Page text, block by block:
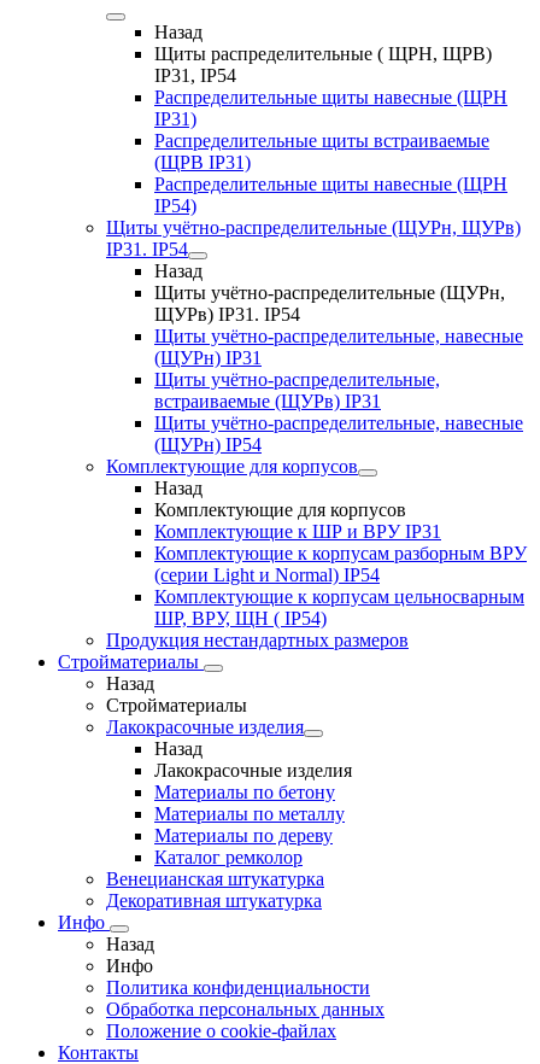
Назад
Щиты распределительные ( ЩРН, ЩРВ)
IP31, IP54
Распределительные щиты навесные (ЩРН
IP31)
Распределительные щиты встраиваемые
(ЩРВ IP31)
Распределительные щиты навесные (ЩРН
IP54)
Щиты учётно-распределительные (ЩУРн, ЩУРв)
IP31. IP54
Назад
Щиты учётно-распределительные (ЩУРн,
ЩУРв) IP31. IP54
Щиты учётно-распределительные, навесные
(ЩУРн) IP31
Щиты учётно-распределительные,
встраиваемые (ЩУРв) IP31
Щиты учётно-распределительные, навесные
(ЩУРн) IP54
Комплектующие для корпусов
Назад
Комплектующие для корпусов
Комплектующие к ШР и ВРУ IP31
Комплектующие к корпусам разборным ВРУ
(серии Light и Normal) IP54
Комплектующие к корпусам цельносварным
ШР, ВРУ, ЩН ( IP54)
Продукция нестандартных размеров
Стройматериалы
Назад
Стройматериалы
Лакокрасочные изделия
Назад
Лакокрасочные изделия
Материалы по бетону
Материалы по металлу
Материалы по дереву
Каталог ремколор
Венецианская штукатурка
Декоративная штукатурка
Инфо
Назад
Инфо
Политика конфиденциальности
Обработка персональных данных
Положение о cookie-файлах
Контакты